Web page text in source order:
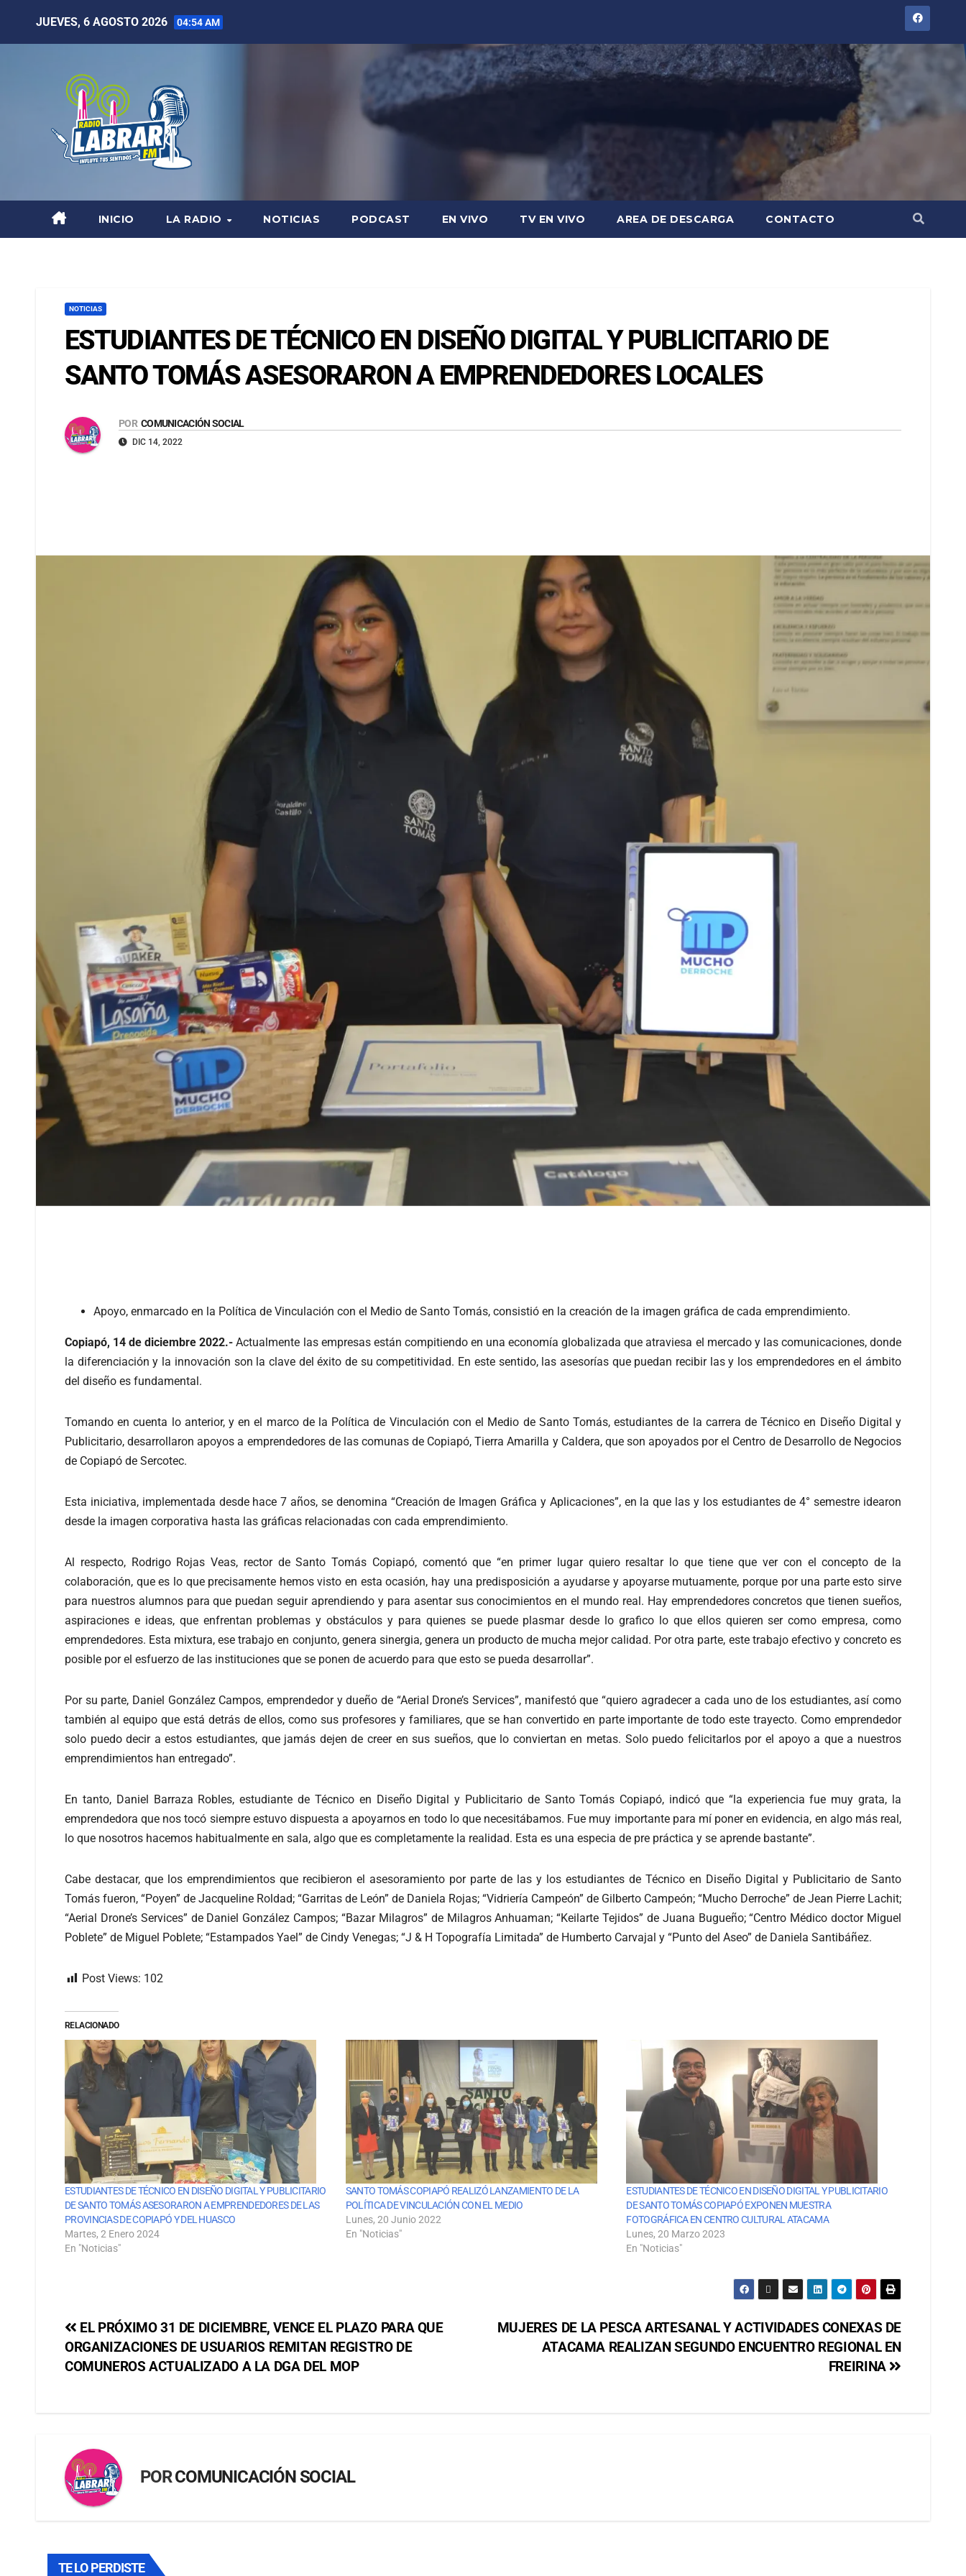
JUEVES, 6 AGOSTO 2026 04:54 AM
INICIO LA RADIO NOTICIAS PODCAST EN VIVO TV EN VIVO AREA DE DESCARGA CONTACTO
NOTICIAS
ESTUDIANTES DE TÉCNICO EN DISEÑO DIGITAL Y PUBLICITARIO DE
SANTO TOMÁS ASESORARON A EMPRENDEDORES LOCALES
POR COMUNICACIÓN SOCIAL
DIC 14, 2022
Apoyo, enmarcado en la Política de Vinculación con el Medio de Santo Tomás, consistió en la creación de la imagen gráfica de cada emprendimiento.
Copiapó, 14 de diciembre 2022.- Actualmente las empresas están compitiendo en una economía globalizada que atraviesa el mercado y las comunicaciones, donde
la diferenciación y la innovación son la clave del éxito de su competitividad. En este sentido, las asesorías que puedan recibir las y los emprendedores en el ámbito
del diseño es fundamental.
Tomando en cuenta lo anterior, y en el marco de la Política de Vinculación con el Medio de Santo Tomás, estudiantes de la carrera de Técnico en Diseño Digital y
Publicitario, desarrollaron apoyos a emprendedores de las comunas de Copiapó, Tierra Amarilla y Caldera, que son apoyados por el Centro de Desarrollo de Negocios
de Copiapó de Sercotec.
Esta iniciativa, implementada desde hace 7 años, se denomina “Creación de Imagen Gráfica y Aplicaciones”, en la que las y los estudiantes de 4° semestre idearon
desde la imagen corporativa hasta las gráficas relacionadas con cada emprendimiento.
Al respecto, Rodrigo Rojas Veas, rector de Santo Tomás Copiapó, comentó que “en primer lugar quiero resaltar lo que tiene que ver con el concepto de la
colaboración, que es lo que precisamente hemos visto en esta ocasión, hay una predisposición a ayudarse y apoyarse mutuamente, porque por una parte esto sirve
para nuestros alumnos para que puedan seguir aprendiendo y para asentar sus conocimientos en el mundo real. Hay emprendedores concretos que tienen sueños,
aspiraciones e ideas, que enfrentan problemas y obstáculos y para quienes se puede plasmar desde lo grafico lo que ellos quieren ser como empresa, como
emprendedores. Esta mixtura, ese trabajo en conjunto, genera sinergia, genera un producto de mucha mejor calidad. Por otra parte, este trabajo efectivo y concreto es
posible por el esfuerzo de las instituciones que se ponen de acuerdo para que esto se pueda desarrollar”.
Por su parte, Daniel González Campos, emprendedor y dueño de “Aerial Drone’s Services”, manifestó que “quiero agradecer a cada uno de los estudiantes, así como
también al equipo que está detrás de ellos, como sus profesores y familiares, que se han convertido en parte importante de todo este trayecto. Como emprendedor
solo puedo decir a estos estudiantes, que jamás dejen de creer en sus sueños, que lo conviertan en metas. Solo puedo felicitarlos por el apoyo a que a nuestros
emprendimientos han entregado”.
En tanto, Daniel Barraza Robles, estudiante de Técnico en Diseño Digital y Publicitario de Santo Tomás Copiapó, indicó que “la experiencia fue muy grata, la
emprendedora que nos tocó siempre estuvo dispuesta a apoyarnos en todo lo que necesitábamos. Fue muy importante para mí poner en evidencia, en algo más real,
lo que nosotros hacemos habitualmente en sala, algo que es completamente la realidad. Esta es una especia de pre práctica y se aprende bastante”.
Cabe destacar, que los emprendimientos que recibieron el asesoramiento por parte de las y los estudiantes de Técnico en Diseño Digital y Publicitario de Santo
Tomás fueron, “Poyen” de Jacqueline Roldad; “Garritas de León” de Daniela Rojas; “Vidriería Campeón” de Gilberto Campeón; “Mucho Derroche” de Jean Pierre Lachit;
“Aerial Drone’s Services” de Daniel González Campos; “Bazar Milagros” de Milagros Anhuaman; “Keilarte Tejidos” de Juana Bugueño; “Centro Médico doctor Miguel
Poblete” de Miguel Poblete; “Estampados Yael” de Cindy Venegas; “J & H Topografía Limitada” de Humberto Carvajal y “Punto del Aseo” de Daniela Santibáñez.
Post Views: 102
RELACIONADO
ESTUDIANTES DE TÉCNICO EN DISEÑO DIGITAL Y PUBLICITARIO
DE SANTO TOMÁS ASESORARON A EMPRENDEDORES DE LAS
PROVINCIAS DE COPIAPÓ Y DEL HUASCO
Martes, 2 Enero 2024
En "Noticias"
SANTO TOMÁS COPIAPÓ REALIZÓ LANZAMIENTO DE LA
POLÍTICA DE VINCULACIÓN CON EL MEDIO
Lunes, 20 Junio 2022
En "Noticias"
ESTUDIANTES DE TÉCNICO EN DISEÑO DIGITAL Y PUBLICITARIO
DE SANTO TOMÁS COPIAPÓ EXPONEN MUESTRA
FOTOGRÁFICA EN CENTRO CULTURAL ATACAMA
Lunes, 20 Marzo 2023
En "Noticias"
MUJERES DE LA PESCA ARTESANAL Y ACTIVIDADES CONEXAS DE
ATACAMA REALIZAN SEGUNDO ENCUENTRO REGIONAL EN
FREIRINA
EL PRÓXIMO 31 DE DICIEMBRE, VENCE EL PLAZO PARA QUE
ORGANIZACIONES DE USUARIOS REMITAN REGISTRO DE
COMUNEROS ACTUALIZADO A LA DGA DEL MOP
PORCOMUNICACIÓN SOCIAL
TE LO PERDISTE